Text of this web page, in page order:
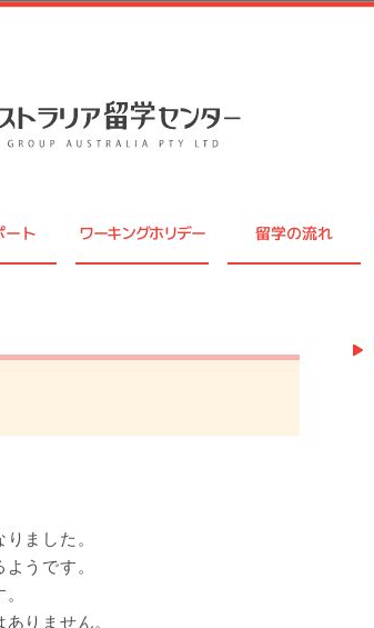
ート ワーキングホリデー 留学の流れ
ました。
うです。
りません。